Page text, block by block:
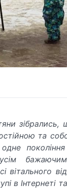
та
вітального
в Інтернеті